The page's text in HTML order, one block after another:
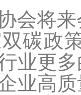
会将
碳政
业更
业高